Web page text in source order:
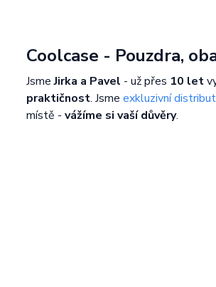
Coolcase - Pouzdra,
JsmeJirka a Pavel - už přes 10 let
praktičnost. Jsme exkluzivní
místě - vážíme si vaší důvěry.